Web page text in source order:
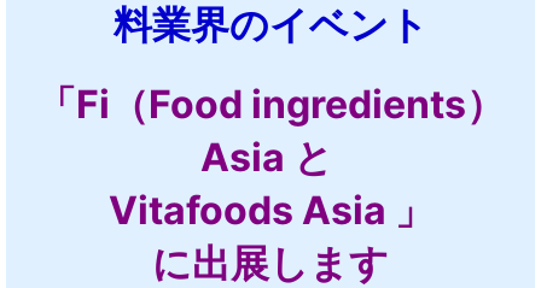
料業界のイベント
「Fi（Food ingredients）
Asia と
Vitafoods Asia 」
に出展します
サステナビリティ
事業紹介
IR情報
採用情報